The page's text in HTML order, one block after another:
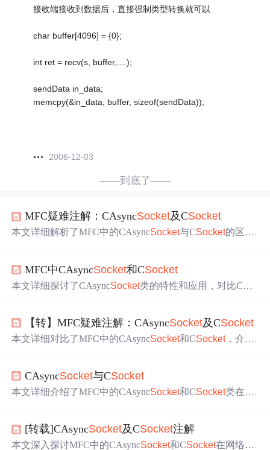
接收端接收到数据后，直接强制类型转换就可以
char buffer[4096] = {0};
int ret = recv(s, buffer,....);
sendData in_data;
memcpy(&in_data, buffer, sizeof(sendData));
2006-12-03
——到底了——
MFC疑难注解：CAsyncSocket及CSocket
本文详细解析了MFC中的CAsyncSocket与CSocket的区别
步机制与CSocket的使用技巧。
MFC中CAsyncSocket和CSocket
本文详细探讨了CAsyncSocket类的特性和应用，对比CSo
进度的重要性。
【转】MFC疑难注解：CAsyncSocket及CSocket
本文详细对比了MFC中的CAsyncSocket和CSocket，介绍
合处理步骤依赖业务或多连接配多线程使用。
CAsyncSocket与CSocket
本文详细介绍了MFC中的CAsyncSocket和CSocket类在So
[转载]CAsyncSocket及CSocket注解
本文深入探讨MFC中的CAsyncSocket和CSocket在网络编